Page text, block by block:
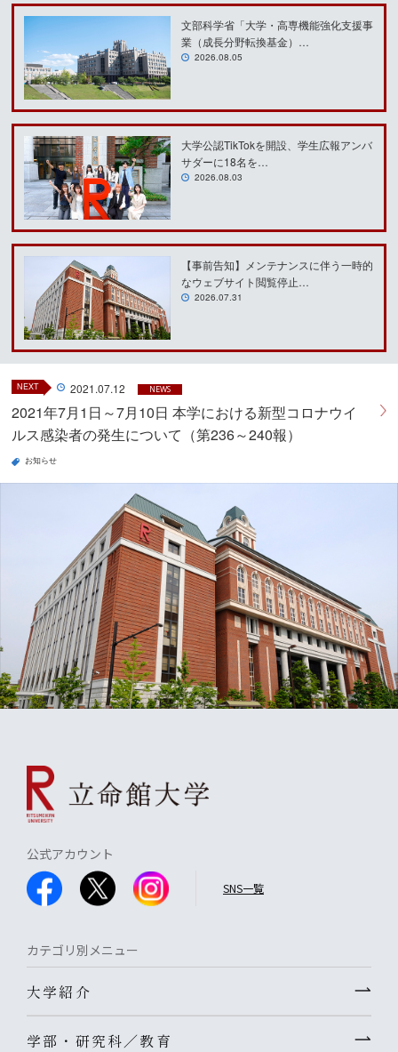
文部科学省「大学・高専機能強化支援事
業（成長分野転換基金）…
2026.08.05
大学公認TikTokを開設、学生広報アンバ
サダーに18名を…
2026.08.03
【事前告知】メンテナンスに伴う一時的
なウェブサイト閲覧停止…
2026.07.31
NEXT 2021.07.12 NEWS
2021年7月1日～7月10日 本学における新型コロナウイ
ルス感染者の発生について（第236～240報）
お知らせ
公式アカウント
SNS一覧
カテゴリ別メニュー
大学紹介
学部・研究科／教育